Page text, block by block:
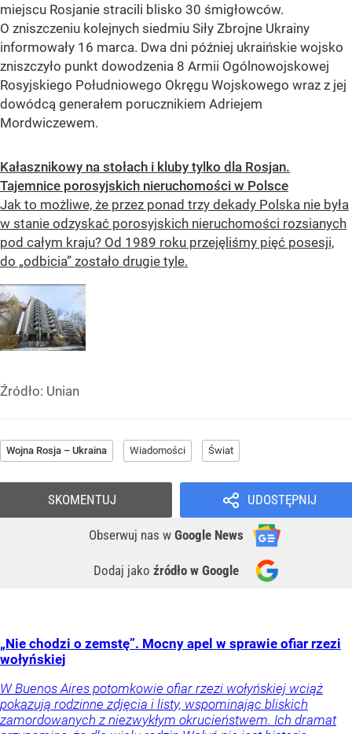
miejscu Rosjanie stracili blisko 30 śmigłowców.
O zniszczeniu kolejnych siedmiu Siły Zbrojne Ukrainy
informowały 16 marca. Dwa dni później ukraińskie wojsko
zniszczyło punkt dowodzenia 8 Armii Ogólnowojskowej
Rosyjskiego Południowego Okręgu Wojskowego wraz z jej
dowódcą generałem porucznikiem Adriejem
Mordwiczewem.
Kałasznikowy na stołach i kluby tylko dla Rosjan.
Tajemnice porosyjskich nieruchomości w Polsce
Jak to możliwe, że przez ponad trzy dekady Polska nie była
w stanie odzyskać porosyjskich nieruchomości rozsianych
pod całym kraju? Od 1989 roku przejęliśmy pięć posesji,
do „odbicia” zostało drugie tyle.
Źródło: Unian
Wojna Rosja – Ukraina Wiadomości Świat
UDOSTĘPNIJ
Obserwuj nas w Google News
Dodaj jako źródło w Google
SKOMENTUJ
„Nie chodzi o zemstę”. Mocny apel w sprawie ofiar rzezi
wołyńskiej
W Buenos Aires potomkowie ofiar rzezi wołyńskiej wciąż
pokazują rodzinne zdjęcia i listy, wspominając bliskich
zamordowanych z niezwykłym okrucieństwem. Ich dramat